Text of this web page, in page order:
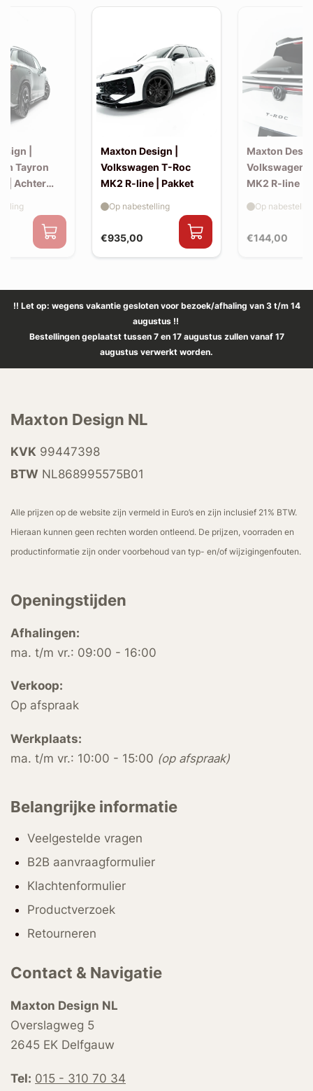
|
Tayron
| Achter
Maxton Design |
Volkswagen T-Roc
MK2 R-line | Pakket
€935,00
Op nabestelling
Maxton
Volkswagen
MK2 R-line |
€144,00
Op
!! Let op: wegens vakantie gesloten voor bezoek/afhaling van 3 t/m 14
augustus !!
Bestellingen geplaatst tussen 7 en 17 augustus zullen vanaf 17
augustus verwerkt worden.
Maxton Design NL
KVK 99447398
BTW NL868995575B01
Alle prijzen op de website zijn vermeld in Euro’s en zijn inclusief 21% BTW.
Hieraan kunnen geen rechten worden ontleend. De prijzen, voorraden en
productinformatie zijn onder voorbehoud van typ- en/of wijzigingenfouten.
Openingstijden
Afhalingen:
ma. t/m vr.: 09:00 - 16:00
Verkoop:
Op afspraak
Werkplaats:
ma. t/m vr.: 10:00 - 15:00 (op afspraak)
Belangrijke informatie
Veelgestelde vragen
B2B aanvraagformulier
Klachtenformulier
Productverzoek
Retourneren
Contact & Navigatie
Maxton Design NL
Overslagweg 5
2645 EK Delfgauw
Tel: 015 - 310 70 34